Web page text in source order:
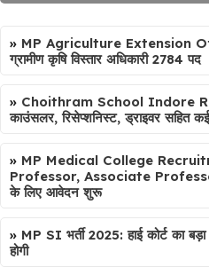
» MP Agriculture Extension
ग्रामीण कृषि विस्तार अधिकारी 2784 पद
» Choithram School Indore
काउंसलर, रिसेप्शनिस्ट, ड्राइवर सहित
» MP Medical College
Professor, Associate
के लिए आवेदन शुरू
» MP SI भर्ती 2025: हाई कोर्ट का
होगी